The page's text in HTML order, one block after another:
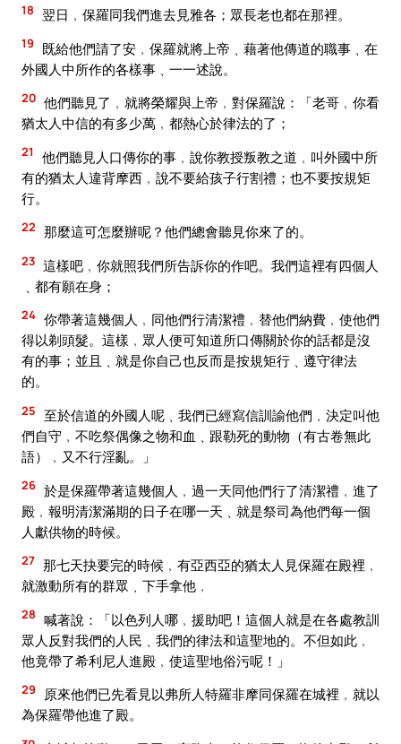
18 翌日﹐保羅同我們進去見雅各；眾長老也都在那裡。
19
既給他們請了安﹐保羅就將上帝﹑藉著他傳道的職事﹑在
外國人中所作的各樣事﹑一一述說。
20 他們聽見了﹐就將榮耀與上帝﹐對保羅說：「老哥﹐你看
猶太人中信的有多少萬﹐都熱心於律法的了；
21
他們聽見人口傳你的事﹐說你教授叛教之道﹐叫外國中所
有的猶太人違背摩西﹐說不要給孩子行割禮；也不要按規矩
行。
22 那麼這可怎麼辦呢？他們總會聽見你來了的。
23 這樣吧﹐你就照我們所告訴你的作吧。我們這裡有四個人
﹑都有願在身；
24 你帶著這幾個人﹐同他們行清潔禮﹐替他們納費﹐使他們
得以剃頭髮。這樣﹐眾人便可知道所口傳關於你的話都是沒
有的事；並且﹑就是你自己也反而是按規矩行﹑遵守律法
的。
25 至於信道的外國人呢﹑我們已經寫信訓諭他們﹐決定叫他
們自守﹐不吃祭偶像之物和血﹑跟勒死的動物（有古卷無此
語）﹐又不行淫亂。」
26 於是保羅帶著這幾個人﹐過一天同他們行了清潔禮﹐進了
殿﹐報明清潔滿期的日子在哪一天﹑就是祭司為他們每一個
人獻供物的時候。
27 那七天抉要完的時候﹐有亞西亞的猶太人見保羅在殿裡﹐
就激動所有的群眾﹑下手拿他﹐
28 喊著說：「以色列人哪﹐援助吧！這個人就是在各處教訓
眾人反對我們的人民﹑我們的律法和這聖地的。不但如此﹐
他竟帶了希利尼人進殿﹐使這聖地俗污呢！」
29
原來他們已先看見以弗所人特羅非摩同保羅在城裡﹐就以
為保羅帶他進了殿。